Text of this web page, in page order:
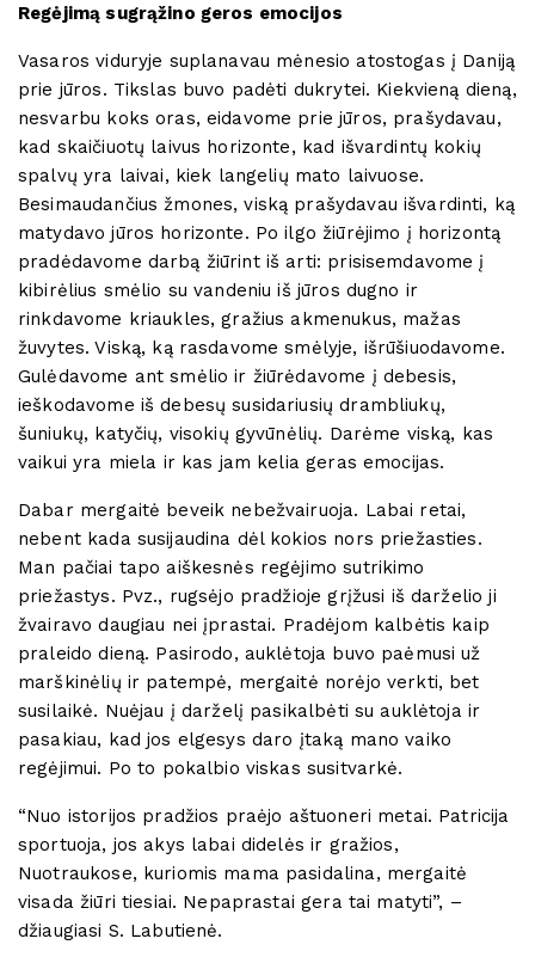
Regėjimą sugrąžino geros emocijos
Vasaros viduryje suplanavau mėnesio atostogas į Daniją
prie jūros. Tikslas buvo padėti dukrytei. Kiekvieną dieną,
nesvarbu koks oras, eidavome prie jūros, prašydavau,
kad skaičiuotų laivus horizonte, kad išvardintų kokių
spalvų yra laivai, kiek langelių mato laivuose.
Besimaudančius žmones, viską prašydavau išvardinti, ką
matydavo jūros horizonte. Po ilgo žiūrėjimo į horizontą
pradėdavome darbą žiūrint iš arti: prisisemdavome į
kibirėlius smėlio su vandeniu iš jūros dugno ir
rinkdavome kriaukles, gražius akmenukus, mažas
žuvytes. Viską, ką rasdavome smėlyje, išrūšiuodavome.
Gulėdavome ant smėlio ir žiūrėdavome į debesis,
ieškodavome iš debesų susidariusių drambliukų,
šuniukų, katyčių, visokių gyvūnėlių. Darėme viską, kas
vaikui yra miela ir kas jam kelia geras emocijas.
Dabar mergaitė beveik nebežvairuoja. Labai retai,
nebent kada susijaudina dėl kokios nors priežasties.
Man pačiai tapo aiškesnės regėjimo sutrikimo
priežastys. Pvz., rugsėjo pradžioje grįžusi iš darželio ji
žvairavo daugiau nei įprastai. Pradėjom kalbėtis kaip
praleido dieną. Pasirodo, auklėtoja buvo paėmusi už
marškinėlių ir patempė, mergaitė norėjo verkti, bet
susilaikė. Nuėjau į darželį pasikalbėti su auklėtoja ir
pasakiau, kad jos elgesys daro įtaką mano vaiko
regėjimui. Po to pokalbio viskas susitvarkė.
“Nuo istorijos pradžios praėjo aštuoneri metai. Patricija
sportuoja, jos akys labai didelės ir gražios,
Nuotraukose, kuriomis mama pasidalina, mergaitė
visada žiūri tiesiai. Nepaprastai gera tai matyti”, –
džiaugiasi S. Labutienė.